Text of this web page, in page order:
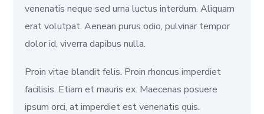
venenatis neque sed urna luctus interdum. Aliquam
erat volutpat. Aenean purus odio, pulvinar tempor
dolor id, viverra dapibus nulla.
Proin vitae blandit felis. Proin rhoncus imperdiet
facilisis. Etiam et mauris ex. Maecenas posuere
ipsum orci, at imperdiet est venenatis quis.